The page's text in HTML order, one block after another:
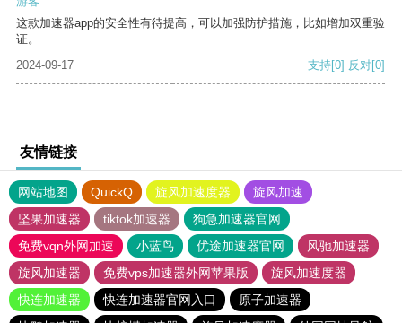
这款加速器app的安全性有待提高，可以加强防护措施，比如增加双重验
证。
2024-09-17
支持[0] 反对[0]
友情链接
网站地图 QuickQ 旋风加速度器
旋风加速
坚果加速器
tiktok加速器
狗急加速器官网
免费vqn外网加速
小蓝鸟 优途加速器官网
风驰加速器
旋风加速器
免费vps加速器外网苹果版
旋风加速度器
快连加速器
快连加速器官网入口
原子加速器